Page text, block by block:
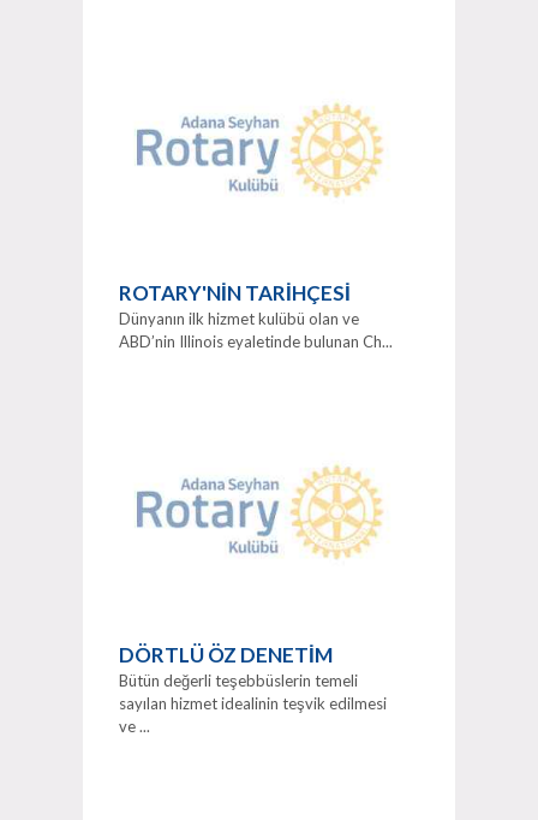
ROTARY'NİN TARİHÇESİ
Dünyanın ilk hizmet kulübü olan ve
ABD’nin Illinois eyaletinde bulunan Ch...
DÖRTLÜ ÖZ DENETİM
Bütün değerli teşebbüslerin temeli
sayılan hizmet idealinin teşvik edilmesi
ve ...